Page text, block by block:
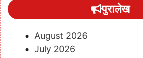
पुरालेख
August 2026
July 2026